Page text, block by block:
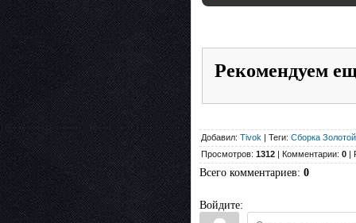
Рекомендуем
Добавил: Tivok | Теги: Сборка
Просмотров: 1312 | Комментарии: 0 |
Всего комментариев: 0
Войдите: